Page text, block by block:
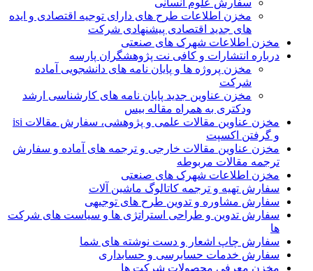
مخزن اطلاعات طرح های دارای توجیه اقتصادی و ایده
های جدید اقتصادی پیشنهادی شرکت
مخزن اطلاعات شهرک های صنعتی
درباره انتشارات و کافی نت پژوهشگران پارسه
مخزن پروژه ها و پایان نامه های دانشجویی آماده
شرکت
مخزن عناوین جدید پایان نامه های کارشناسی ارشد
ودکتری به همراه مقاله بیس
مخزن عناوین مقالات علمی و پژوهشی، سفارش مقالات isi
و گرفتن اکسپت
مخزن عناوین مقالات خارجی و ترجمه های آماده و سفارش
ترجمه مقالات مربوطه
مخزن اطلاعات شهرک های صنعتی
سفارش تهیه و ترجمه کاتالوگ ماشین آلات
سفارش مشاوره و تدوین طرح های توجیهی
سفارش تدوین و طراحی استراتژی ها و سیاست های شرکت
ها
سفارش چاپ اشعار و دست نوشته های شما
سفارش خدمات حسابرسی و حسابداری
مخزن معرفی محصولات شرکت ها